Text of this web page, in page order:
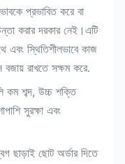
প্রভাবিত করে বা
করার দরকার নেই।এটি
এবং স্থিতিশীলভাবে কাজ
বজায় রাখতে সক্ষম করে.
কম শব্দ, উচ্চ শক্তি
সুরক্ষা এবং
ছাড়াই ছোট অর্ডার দিতে